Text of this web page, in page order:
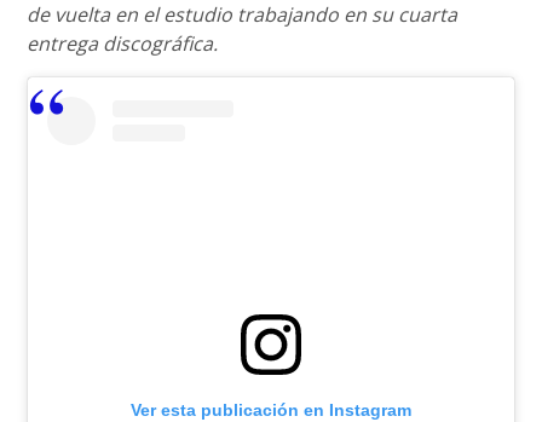
de vuelta en el estudio trabajando en su cuarta
entrega discográfica.
Ver esta publicación en Instagram